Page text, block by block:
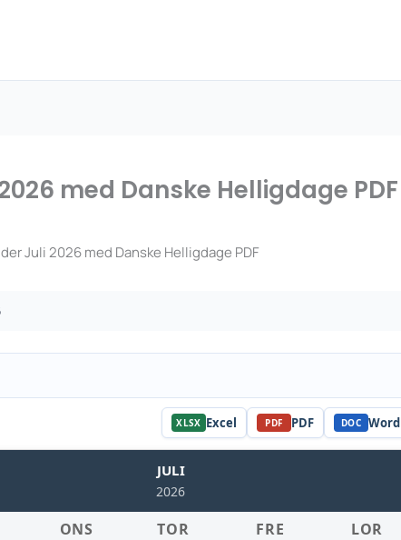
med Danske Helligdage PDF
Juli 2026 med Danske Helligdage PDF
XLSX Excel PDF PDF DOC Word
JULI
2026
ONS TOR FRE LOR